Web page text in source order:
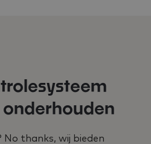
No thanks, wij bieden